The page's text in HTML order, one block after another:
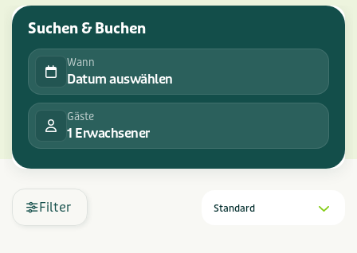
Suchen & Buchen
Wann
Datum auswählen
Gäste
1 Erwachsener
Filter